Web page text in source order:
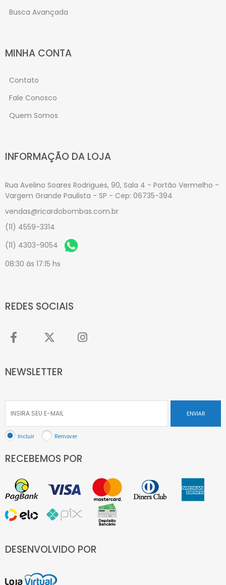
Busca Avançada
MINHA CONTA
Contato
Fale Conosco
Quem Somos
INFORMAÇÃO DA LOJA
Rua Avelino Soares Rodrigues, 90, Sala 4 - Portão Vermelho -
Vargem Grande Paulista - SP - Cep: 06735-394
vendas@ricardobombas.com.br
(11) 4559-3314
(11) 4303-9054
08:30 ás 17:15 hs
REDES SOCIAIS
NEWSLETTER
ENVIAR
Incluir Remover
RECEBEMOS POR
DESENVOLVIDO POR